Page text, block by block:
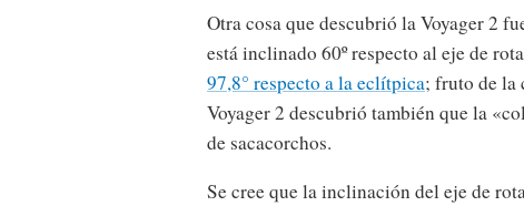
Otra cosa que descubrió la Voyager 2
está inclinado 60º respecto al eje de
97,8° respecto a la eclítpica; fruto de la
Voyager 2 descubrió también que la
de sacacorchos.
Se cree que la inclinación del eje de